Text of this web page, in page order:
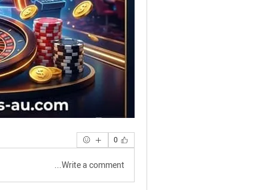
0
Write a comment...